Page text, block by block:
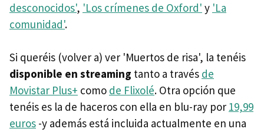
desconocidos', 'Los crímenes de Oxford' y 'La
comunidad'.
Si queréis (volver a) ver 'Muertos de risa', la tenéis
disponible en streaming tanto a través de
Movistar Plus+ como de Flixolé. Otra opción que
tenéis es la de haceros con ella en blu-ray por 19,99
euros -y además está incluida actualmente en una